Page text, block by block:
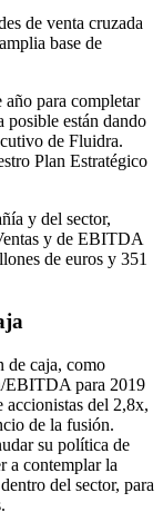
de venta cruzada
base de
año para completar
están dando
de Fluidra.
Plan Estratégico
y del sector,
y de EBITDA
de euros y 351
de caja, como
EBITDA para 2019
del 2,8x,
de la fusión.
su política de
a contemplar la
del sector, para